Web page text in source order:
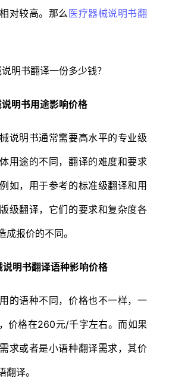
对较高。那么医疗器械说明书翻
明书用途影响价格
明书通常需要高水平的专业级
用途的不同，翻译的难度和要求
如，用于参考的标准级翻译和用
级翻译，它们的要求和复杂度各
成报价的不同。
明书翻译语种影响价格
语种不同，价格也不一样，一
价格在260元/千字左右。而如果
求或者是小语种翻译需求，其价
译。